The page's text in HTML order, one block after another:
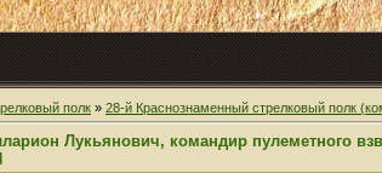
полк » 28-й Краснознаменный стрелковый полк
Лукьянович, командир пулеметного